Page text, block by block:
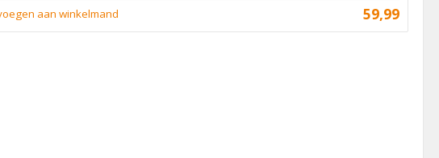
59,99
aan winkelmand